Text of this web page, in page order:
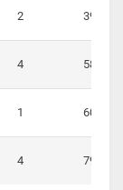
2 39
4 58
1 60
4 79